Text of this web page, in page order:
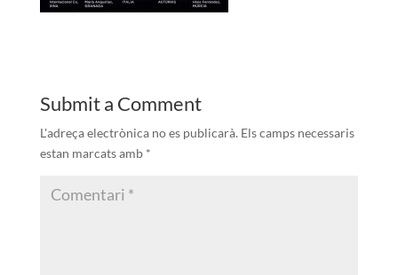
Submit a Comment
L'adreça electrònica no es publicarà. Els camps necessaris
estan marcats amb *